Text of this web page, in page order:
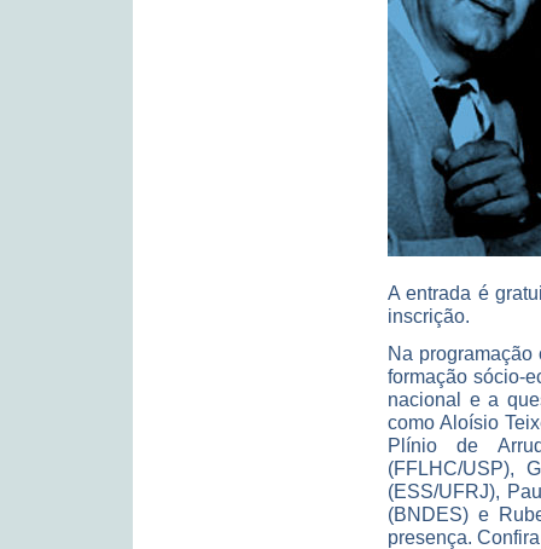
A entrada é
inscrição.
Na programação
formação sócio-
nacional e a
como Aloísio
Plínio de
(FFLHC/USP),
(ESS/UFRJ),
(BNDES) e
presença.